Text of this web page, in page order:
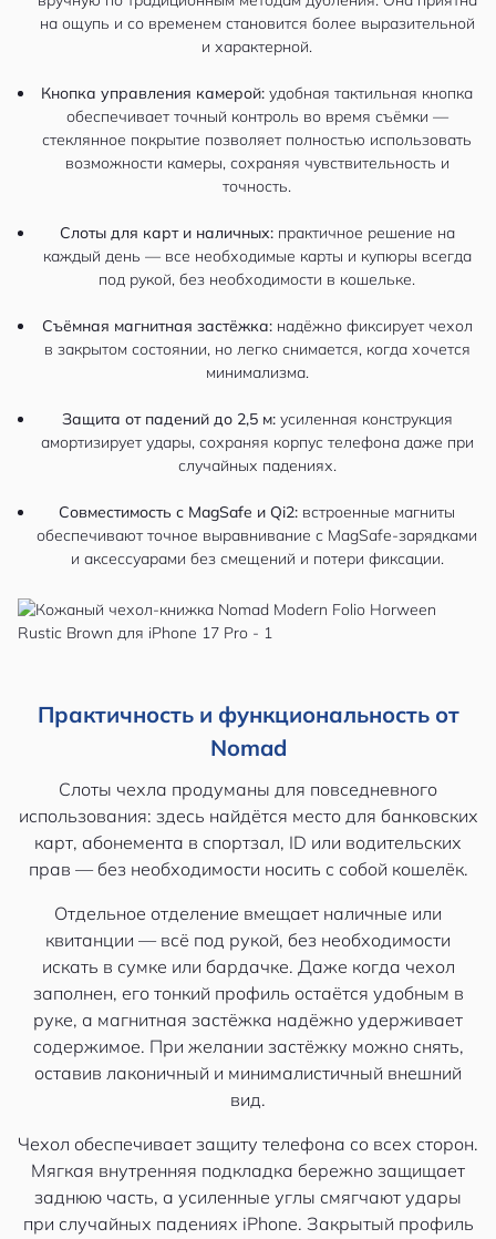
на ощупь и со временем становится более выразительной
и характерной.
Кнопка управления камерой: удобная тактильная кнопка
обеспечивает точный контроль во время съёмки —
стеклянное покрытие позволяет полностью использовать
возможности камеры, сохраняя чувствительность и
точность.
Слоты для карт и наличных: практичное решение на
каждый день — все необходимые карты и купюры всегда
под рукой, без необходимости в кошельке.
Съёмная магнитная застёжка: надёжно фиксирует чехол
в закрытом состоянии, но легко снимается, когда хочется
минимализма.
Защита от падений до 2,5 м: усиленная конструкция
амортизирует удары, сохраняя корпус телефона даже при
случайных падениях.
Совместимость с MagSafe и Qi2: встроенные магниты
обеспечивают точное выравнивание с MagSafe-зарядками
и аксессуарами без смещений и потери фиксации.
Практичность и функциональность от
Nomad
Слоты чехла продуманы для повседневного
использования: здесь найдётся место для банковских
карт, абонемента в спортзал, ID или водительских
прав — без необходимости носить с собой кошелёк.
Отдельное отделение вмещает наличные или
квитанции — всё под рукой, без необходимости
искать в сумке или бардачке. Даже когда чехол
заполнен, его тонкий профиль остаётся удобным в
руке, а магнитная застёжка надёжно удерживает
содержимое. При желании застёжку можно снять,
оставив лаконичный и минималистичный внешний
вид.
Чехол обеспечивает защиту телефона со всех сторон.
Мягкая внутренняя подкладка бережно защищает
заднюю часть, а усиленные углы смягчают удары
при случайных падениях iPhone. Закрытый профиль